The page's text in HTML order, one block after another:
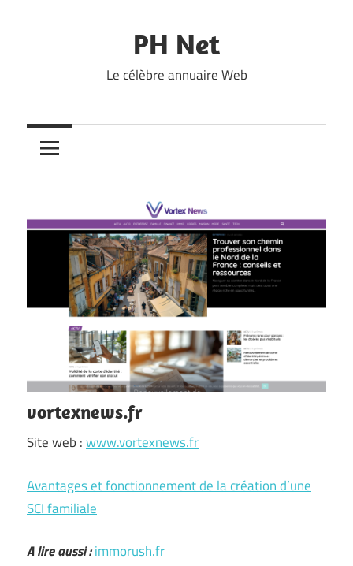
PH Net
Le célèbre annuaire Web
vortexnews.fr
Site web :www.vortexnews.fr
Avantages et fonctionnement de la création d’une
SCI familiale
A lire aussi :immorush.fr